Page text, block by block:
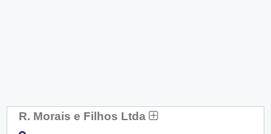
R. Morais e Filhos Ltda